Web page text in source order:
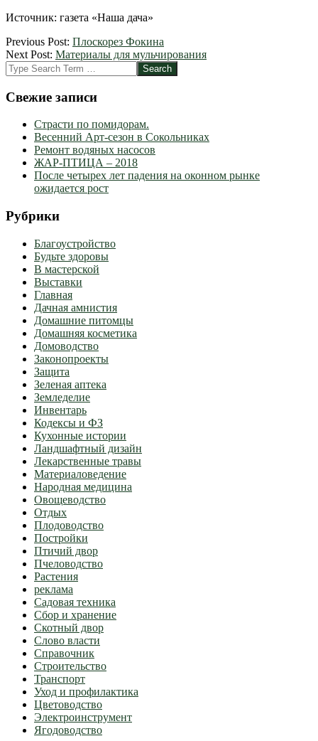
Источник: газета «Наша дача»
2012-
03-
25
Previous Post: Плоскорез Фокина
Next Post: Материалы для мульчирования
Search
Свежие записи
Страсти по помидорам.
Весенний Арт-сезон в Сокольниках
Ремонт водяных насосов
ЖАР-ПТИЦА – 2018
После четырех лет падения на оконном рынке
ожидается рост
Рубрики
Благоустройство
Будьте здоровы
В мастерской
Выставки
Главная
Дачная амнистия
Домашние питомцы
Домашняя косметика
Домоводство
Законопроекты
Защита
Зеленая аптека
Земледелие
Инвентарь
Кодексы и ФЗ
Кухонные истории
Ландшафтный дизайн
Лекарственные травы
Материаловедение
Народная медицина
Овощеводство
Отдых
Плодоводство
Постройки
Птичий двор
Пчеловодство
Растения
реклама
Садовая техника
Сбор и хранение
Скотный двор
Слово власти
Справочник
Строительство
Транспорт
Уход и профилактика
Цветоводство
Электроинструмент
Ягодоводство